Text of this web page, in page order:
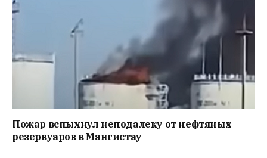
Пожар вспыхнул неподалеку от нефтяных
резервуаров в Мангистау